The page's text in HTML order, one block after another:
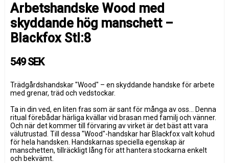
Arbetshandske Wood med
skyddande hög manschett –
Blackfox Stl:8
549 SEK
Trädgårdshandskar "Wood" – en skyddande handske för arbete
med grenar, träd och vedstockar.
Ta in din ved, en liten fras som är sant för många av oss... Denna
ritual förebådar härliga kvällar vid brasan med familj och vänner.
Och när det kommer till förvaring av virket är det bäst att vara
välutrustad. Till dessa "Wood"-handskar har Blackfox valt kohud
för hela handsken. Handskarnas speciella egenskap är
manschetten, tillräckligt lång för att hantera stockarna enkelt
och bekvämt.